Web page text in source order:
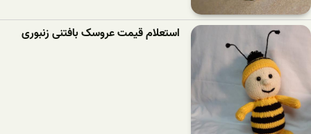
استعلام قیمت عروسک بافتنی زنبوری